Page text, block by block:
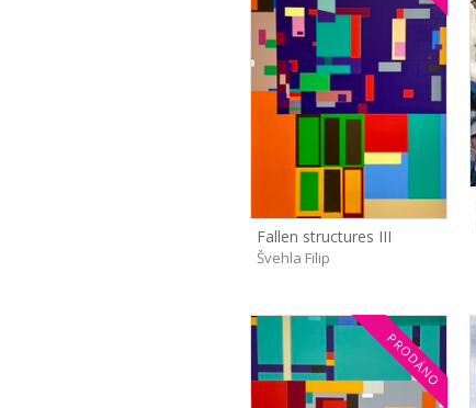
Fallen structures III
Švehla Filip
PRODÁNO